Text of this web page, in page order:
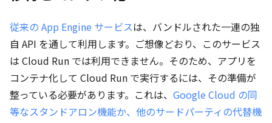
従来の App Engine サービスは、バンドルされた一連の独
自 API を通して利用します。ご想像どおり、このサービス
は Cloud Run では利用できません。そのため、アプリを
コンテナ化して Cloud Run で実行するには、その準備が
整っている必要があります。これは、 Google Cloud の同
等なスタンドアロン機能か、他のサードパーティの代替機